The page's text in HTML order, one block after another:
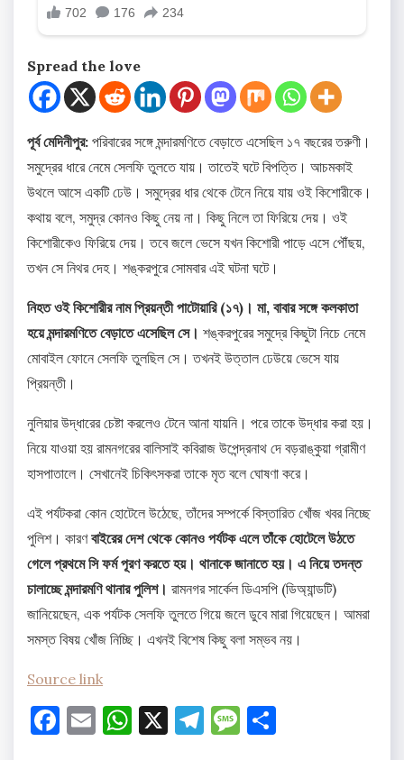
Spread the love
পূর্ব মেদিনীপুর: পরিবারের সঙ্গে মন্দারমণিতে বেড়াতে এসেছিল ১৭ বছরের তরুণী।
সমুদ্রের ধারে নেমে সেলফি তুলতে যায়। তাতেই ঘটে বিপত্তি। আচমকাই
উথলে আসে একটি ঢেউ। সমুদ্রের ধার থেকে টেনে নিয়ে যায় ওই কিশোরীকে।
কথায় বলে, সমুদ্র কোনও কিছু নেয় না। কিছু নিলে তা ফিরিয়ে দেয়। ওই
কিশোরীকেও ফিরিয়ে দেয়। তবে জলে ভেসে যখন কিশোরী পাড়ে এসে পৌঁছয়,
তখন সে নিথর দেহ। শঙ্করপুরে সোমবার এই ঘটনা ঘটে।
নিহত ওই কিশোরীর নাম প্রিয়ন্তী পাটোয়ারি (১৭)। মা, বাবার সঙ্গে কলকাতা
হয়ে মন্দারমণিতে বেড়াতে এসেছিল সে। শঙ্করপুরের সমুদ্রে কিছুটা নিচে নেমে
মোবাইল ফোনে সেলফি তুলছিল সে। তখনই উত্তাল ঢেউয়ে ভেসে যায়
প্রিয়ন্তী।
নুলিয়ার উদ্ধারের চেষ্টা করলেও টেনে আনা যায়নি। পরে তাকে উদ্ধার করা হয়।
নিয়ে যাওয়া হয় রামনগরের বালিসাই কবিরাজ উপেন্দ্রনাথ দে বড়রাঙ্কুয়া গ্রামীণ
হাসপাতালে। সেখানেই চিকিৎসকরা তাকে মৃত বলে ঘোষণা করে।
এই পর্যটকরা কোন হোটেলে উঠেছে, তাঁদের সম্পর্কে বিস্তারিত খোঁজ খবর নিচ্ছে
পুলিশ। কারণবাইরের দেশ থেকে কোনও পর্যটক এলে তাঁকে হোটেলে উঠতে
গেলে প্রথমে সি ফর্ম পূরণ করতে হয়। থানাকে জানাতে হয়। এ নিয়ে তদন্ত
চালাচ্ছে মন্দারমণি থানার পুলিশ। রামনগর সার্কেল ডিএসপি (ডিঅ্যান্ডটি)
জানিয়েছেন, এক পর্যটক সেলফি তুলতে গিয়ে জলে ডুবে মারা গিয়েছেন। আমরা
সমস্ত বিষয় খোঁজ নিচ্ছি। এখনই বিশেষ কিছু বলা সম্ভব নয়।
Source link
Facebook
EmailWhatsApp
X Telegram
Message